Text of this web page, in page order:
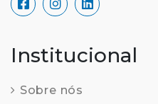
Institucional
Sobre nós